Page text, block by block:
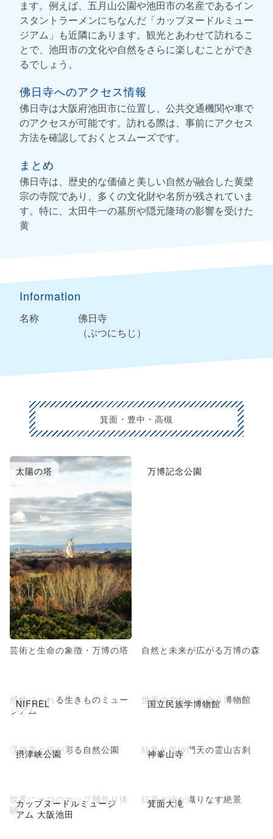
ます。例えば、五月山公園や池田市の名産であるイン
スタントラーメンにちなんだ「カップヌードルミュー
ジアム」も近隣にあります。観光とあわせて訪れるこ
とで、池田市の文化や自然をさらに楽しむことができ
るでしょう。
佛日寺へのアクセス情報
佛日寺は大阪府池田市に位置し、公共交通機関や車で
のアクセスが可能です。訪れる際は、事前にアクセス
方法を確認しておくとスムーズです。
まとめ
佛日寺は、歴史的な価値と美しい自然が融合した黄檗
宗の寺院であり、多くの文化財や名所が残されていま
す。特に、太田牛一の墓所や隠元隆琦の影響を受けた
黄
Information
名称
佛日寺
（ぶつにちじ）
箕面・豊中・高槻
太陽の塔
芸術と生命の象徴・万博の塔
万博記念公園
自然と未来が広がる万博の森
NIFREL
感性にふれる生きものミュー
ジアム
国立民族学博物館
世界の文化に出会う博物館
摂津峡公園
渓谷美と桜が彩る自然公園 神峯山寺
紅葉と毘沙門天の霊山古刹
カップヌードルミュージ
アム 大阪池田
世界に一つのカップ麺作り体
験
箕面大滝
紅葉と滝が織りなす絶景